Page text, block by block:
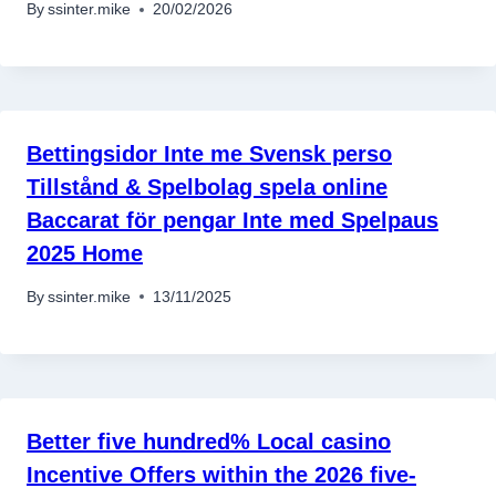
By ssinter.mike 20/02/2026
Bettingsidor Inte me Svensk perso
Tillstånd & Spelbolag spela online
Baccarat för pengar Inte med Spelpaus
2025 Home
By ssinter.mike 13/11/2025
Better five hundred% Local casino
Incentive Offers within the 2026 five-